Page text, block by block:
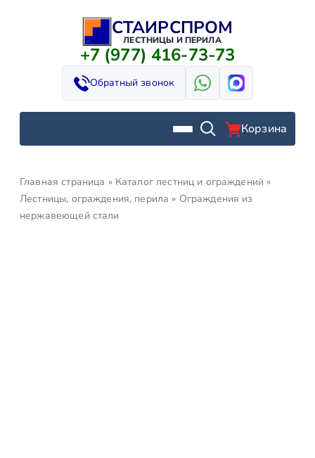
СТАИРСПРОМ
ЛЕСТНИЦЫ И ПЕРИЛА
+7 (977) 416-73-73
Обратный звонок
Корзина
Главная страница » Каталог лестниц и ограждений »
Лестницы, ограждения, перила » Ограждения из
нержавеющей стали